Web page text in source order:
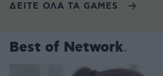
ΔΕΙΤΕ ΟΛΑ ΤΑ GAMES
Best of Network